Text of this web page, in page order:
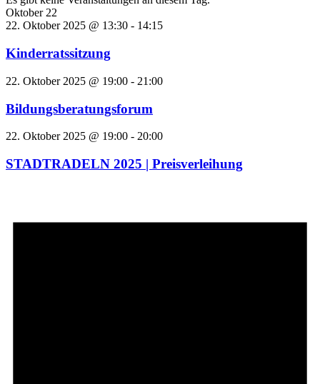
Oktober 22
22. Oktober 2025 @ 13:30 - 14:15
Kinderratssitzung
22. Oktober 2025 @ 19:00 - 21:00
Bildungsberatungsforum
22. Oktober 2025 @ 19:00 - 20:00
STADTRADELN 2025 | Preisverleihung